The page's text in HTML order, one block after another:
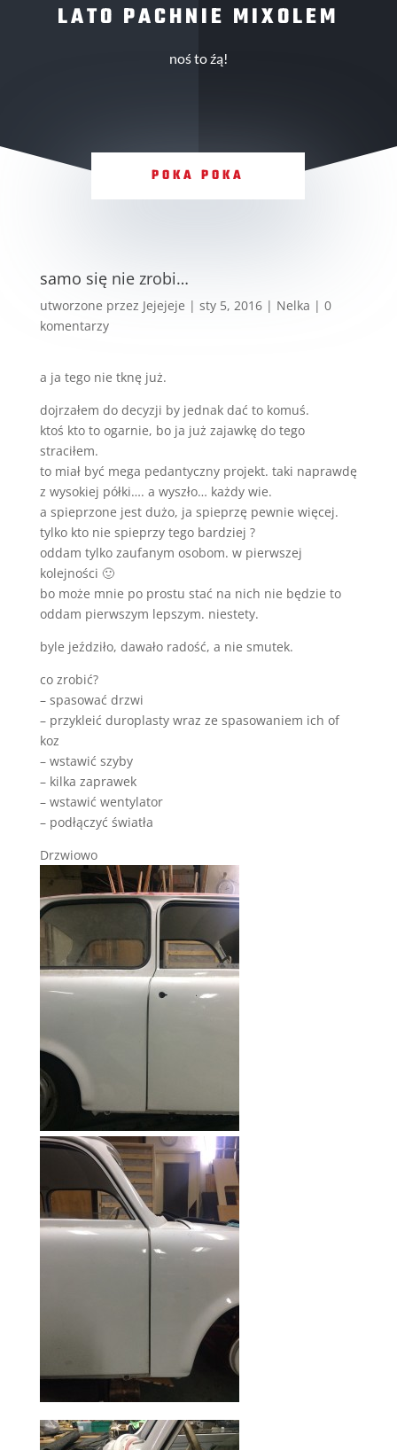
LATO PACHNIE MIXOLEM
noś to źą!
POKA POKA
samo się nie zrobi…
utworzone przez Jejejeje | sty 5, 2016| Nelka | 0
komentarzy
a ja tego nie tknę już.
dojrzałem do decyzji by jednak dać to komuś.
ktoś kto to ogarnie, bo ja już zajawkę do tego
straciłem.
to miał być mega pedantyczny projekt. taki naprawdę
z wysokiej półki…. a wyszło… każdy wie.
a spieprzone jest dużo, ja spieprzę pewnie więcej.
tylko kto nie spieprzy tego bardziej ?
oddam tylko zaufanym osobom. w pierwszej
kolejności 🙂
bo może mnie po prostu stać na nich nie będzie to
oddam pierwszym lepszym. niestety.
byle jeździło, dawało radość, a nie smutek.
co zrobić?
– spasować drzwi
– przykleić duroplasty wraz ze spasowaniem ich of
koz
– wstawić szyby
– kilka zaprawek
– wstawić wentylator
– podłączyć światła
Drzwiowo